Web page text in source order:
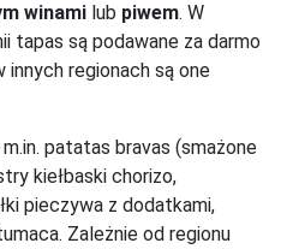
winami lub piwem. W
tapas są podawane za darmo
innych regionach są one
patatas bravas (smażone
kiełbaski chorizo,
pieczywa z dodatkami,
Zależnie od regionu